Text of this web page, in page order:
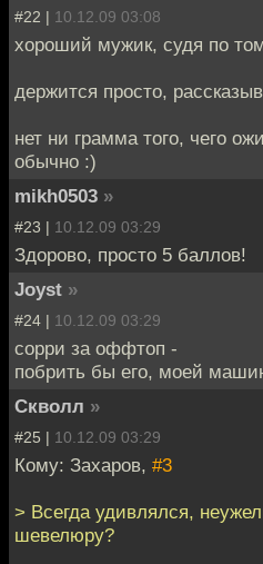
#22 | 10.12.09 03:08
хороший мужик, судя по
держится просто,
нет ни грамма того, чего
обычно :)
mikh0503 »
#23 | 10.12.09 03:29
Здорово, просто 5 баллов!
Joyst »
#24 | 10.12.09 03:29
сорри за оффтоп -
побрить бы его, моей
Скволл »
#25 | 10.12.09 03:29
Кому: Захаров, #3
> Всегда удивлялся,
шевелюру?